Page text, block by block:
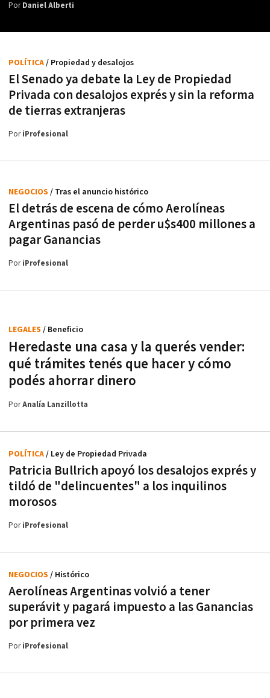
PorDaniel Alberti
El Senado ya debate la Ley de Propiedad
Privada con desalojos exprés y sin la reforma
de tierras extranjeras
POLÍTICA/ Propiedad y desalojos
PoriProfesional
El detrás de escena de cómo Aerolíneas
Argentinas pasó de perder u$s400 millones a
pagar Ganancias
NEGOCIOS / Tras el anuncio histórico
PoriProfesional
Heredaste una casa y la querés vender:
qué trámites tenés que hacer y cómo
podés ahorrar dinero
LEGALES / Beneficio
PorAnalía Lanzillotta
Patricia Bullrich apoyó los desalojos exprés y
tildó de "delincuentes" a los inquilinos
morosos
POLÍTICA/ Ley de Propiedad Privada
PoriProfesional
Aerolíneas Argentinas volvió a tener
superávit y pagará impuesto a las Ganancias
por primera vez
NEGOCIOS / Histórico
PoriProfesional